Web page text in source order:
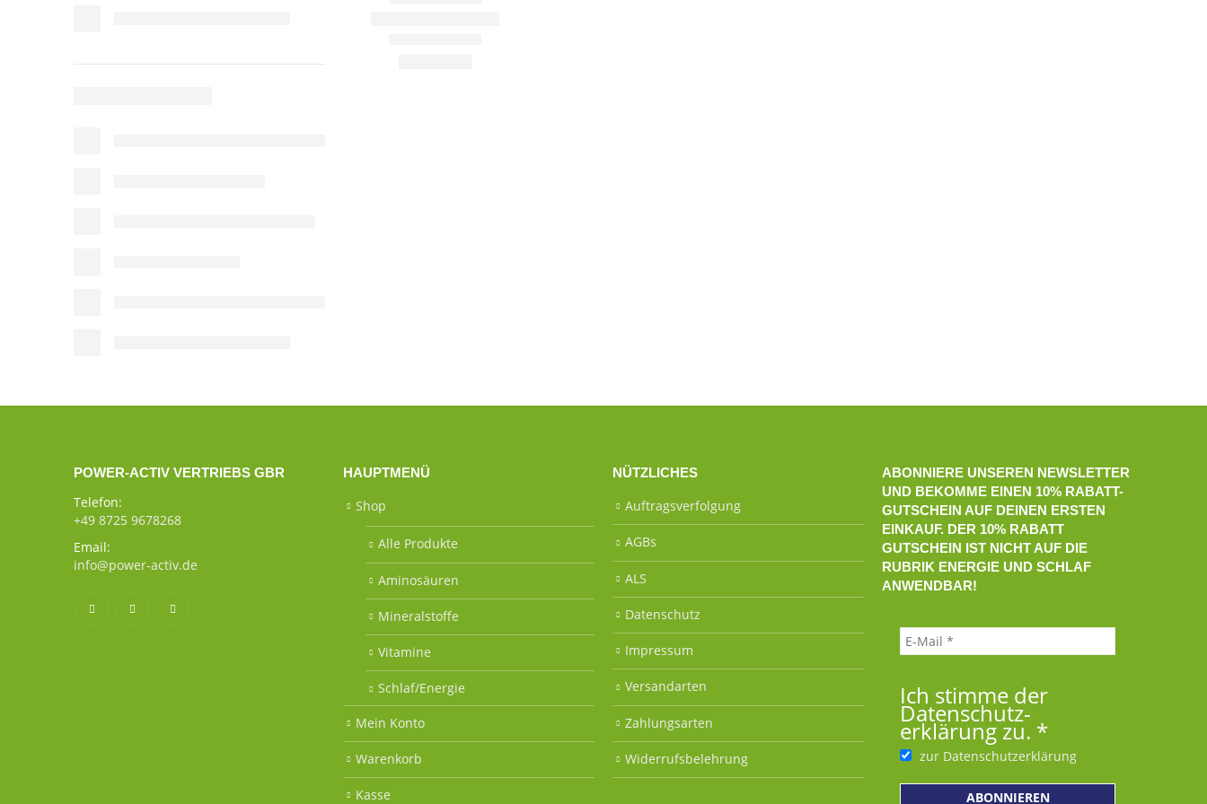
POWER-ACTIV VERTRIEBS GBR
Telefon:
+49 8725 9678268
Email:
info@power-activ.de
HAUPTMENÜ
Shop
Alle Produkte
Aminosäuren
Mineralstoffe
Vitamine
Schlaf/Energie
Mein Konto
Warenkorb
Kasse
NÜTZLICHES
Auftragsverfolgung
AGBs
ALS
Datenschutz
Impressum
Versandarten
Zahlungsarten
Widerrufsbelehrung
ABONNIERE UNSEREN NEWSLETTER
UND BEKOMME EINEN 10% RABATT-
GUTSCHEIN AUF DEINEN ERSTEN
EINKAUF. DER 10% RABATT
GUTSCHEIN IST NICHT AUF DIE
RUBRIK ENERGIE UND SCHLAF
ANWENDBAR!
Ich stimme der
Datenschutz­
erklärung zu. *
zur Datenschutzerklärung